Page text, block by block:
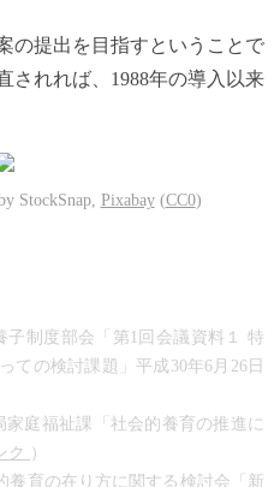
の提出を目指すということで
されれば、1988年の導入以来
StockSnap, Pixabay(CC0)
子制度部会「第1回会議資料１ 特
ての検討課題」平成30年6月26日
庭福祉課「社会的養育の推進に
ク
）
養育の在り方に関する検討会「新